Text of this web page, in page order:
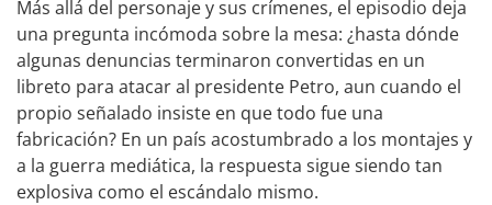
Más allá del personaje y sus crímenes, el episodio deja
una pregunta incómoda sobre la mesa: ¿hasta dónde
algunas denuncias terminaron convertidas en un
libreto para atacar al presidente Petro, aun cuando el
propio señalado insiste en que todo fue una
fabricación? En un país acostumbrado a los montajes y
a la guerra mediática, la respuesta sigue siendo tan
explosiva como el escándalo mismo.